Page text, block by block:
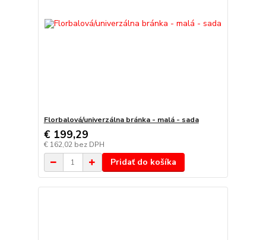
Florbalová/univerzálna bránka - malá - sada
€ 199,29
€ 162,02 bez DPH
Pridať do košíka